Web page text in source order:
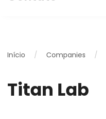
Início Companies
Titan Lab